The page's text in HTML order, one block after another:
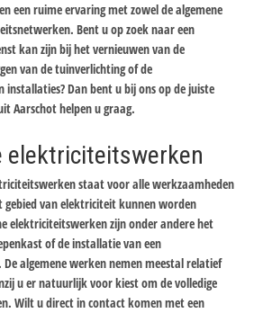
een ruime ervaring met zowel de algemene
Bent u op zoek naar een
kan zijn bij het vernieuwen van de
van de tuinverlichting of de
Dan bent u bij ons op de juiste
Aarschot helpen u graag.
elektriciteitswerken
staat voor alle werkzaamheden
gebied van elektriciteit kunnen worden
elektriciteitswerken zijn onder andere het
of de installatie van een
algemene werken nemen meestal relatief
u er natuurlijk voor kiest om de volledige
Wilt u direct in contact komen met een